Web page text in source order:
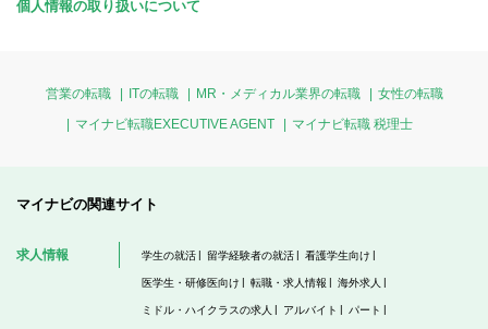
個人情報の取り扱いについて
営業の転職 ITの転職 MR・メディカル業界の転職
女性の転職
マイナビ転職EXECUTIVE AGENT
マイナビ転職 税理士
マイナビの関連サイト
求人情報 学生の就活 留学経験者の就活 看護学生向け
医学生・研修医向け 転職・求人情報 海外求人
ミドル・ハイクラスの求人 アルバイト パート